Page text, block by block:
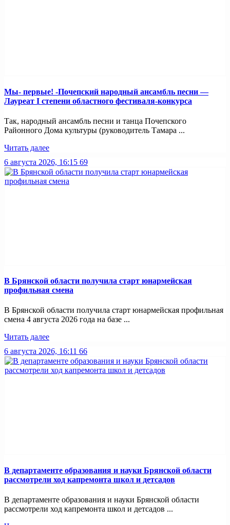
Мы- первые! -Почепский народный ансамбль песни —
Лауреат I степени областного фестиваля-конкурса
Так, народный ансамбль песни и танца Почепского
Районного Дома культуры (руководитель Тамара ...
Читать далее
6 августа 2026, 16:15 69
В Брянской области получила старт юнармейская
профильная смена
В Брянской области получила старт юнармейская профильная
смена 4 августа 2026 года на базе ...
Читать далее
6 августа 2026, 16:11 66
В департаменте образования и науки Брянской области
рассмотрели ход капремонта школ и детсадов
В департаменте образования и науки Брянской области
рассмотрели ход капремонта школ и детсадов ...